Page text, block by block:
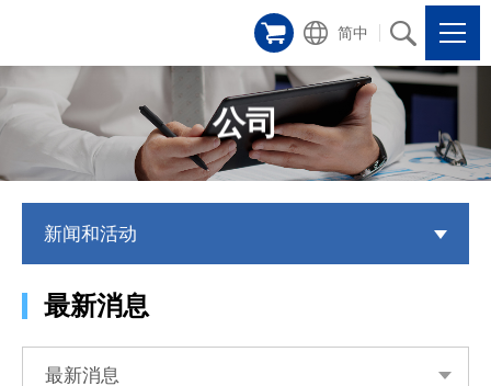
简中
公司
新闻和活动
最新消息
最新消息